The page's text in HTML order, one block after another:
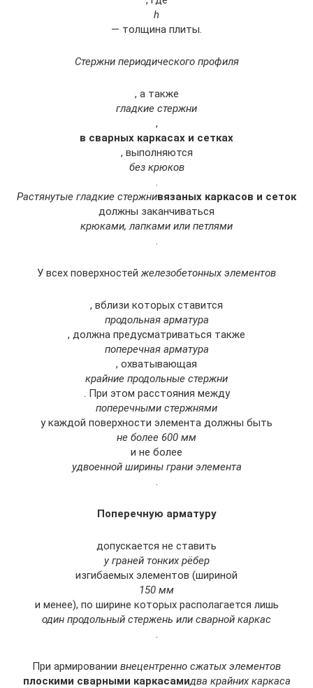
h
— толщина плиты.
Стержни периодического профиля
, а также
гладкие стержни
,
в сварных каркасах и сетках
, выполняются
без крюков
Растянутые гладкие стержнивязаных каркасов и сеток
должны заканчиваться
крюками, лапками или петлями
У всех поверхностей железобетонных элементов
, вблизи которых ставится
продольная арматура
, должна предусматриваться также
поперечная арматура
, охватывающая
крайние продольные стержни
. При этом расстояния между
поперечными стержнями
у каждой поверхности элемента должны быть
не более 600 мм
и не более
удвоенной ширины грани элемента
Поперечную арматуру
допускается не ставить
у граней тонких рёбер
изгибаемых элементов (шириной
150 мм
и менее), по ширине которых располагается лишь
один продольный стержень или сварной каркас
При армировании внецентренно сжатых элементов
плоскими сварными каркасамидва крайних каркаса